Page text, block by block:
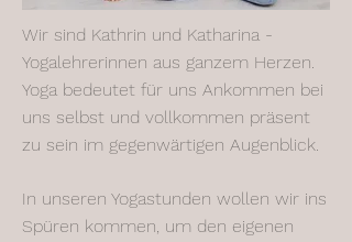
Wir sind Kathrin und Katharina -
Yogalehrerinnen aus ganzem Herzen.
Yoga bedeutet für uns Ankommen bei
uns selbst und vollkommen präsent
zu sein im gegenwärtigen Augenblick.
In unseren Yogastunden wollen wir ins
Spüren kommen, um den eigenen